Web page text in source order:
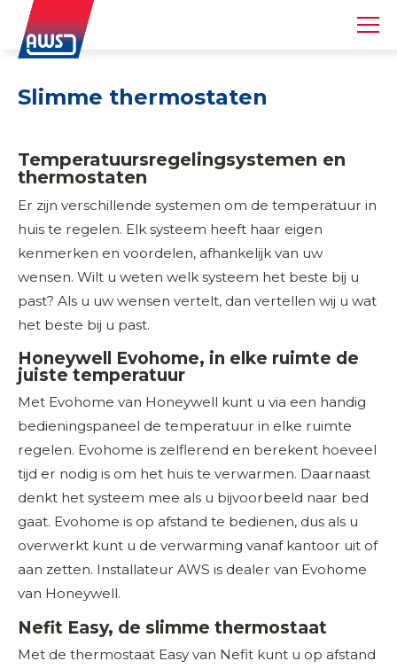
Slimme thermostaten
Temperatuursregelingsystemen en
thermostaten
Er zijn verschillende systemen om de temperatuur in
huis te regelen. Elk systeem heeft haar eigen
kenmerken en voordelen, afhankelijk van uw
wensen. Wilt u weten welk systeem het beste bij u
past? Als u uw wensen vertelt, dan vertellen wij u wat
het beste bij u past.
Honeywell Evohome, in elke ruimte de
juiste temperatuur
Met Evohome van Honeywell kunt u via een handig
bedieningspaneel de temperatuur in elke ruimte
regelen. Evohome is zelflerend en berekent hoeveel
tijd er nodig is om het huis te verwarmen. Daarnaast
denkt het systeem mee als u bijvoorbeeld naar bed
gaat. Evohome is op afstand te bedienen, dus als u
overwerkt kunt u de verwarming vanaf kantoor uit of
aan zetten. Installateur AWS is dealer van Evohome
van Honeywell.
Nefit Easy, de slimme thermostaat
Met de thermostaat Easy van Nefit kunt u op afstand